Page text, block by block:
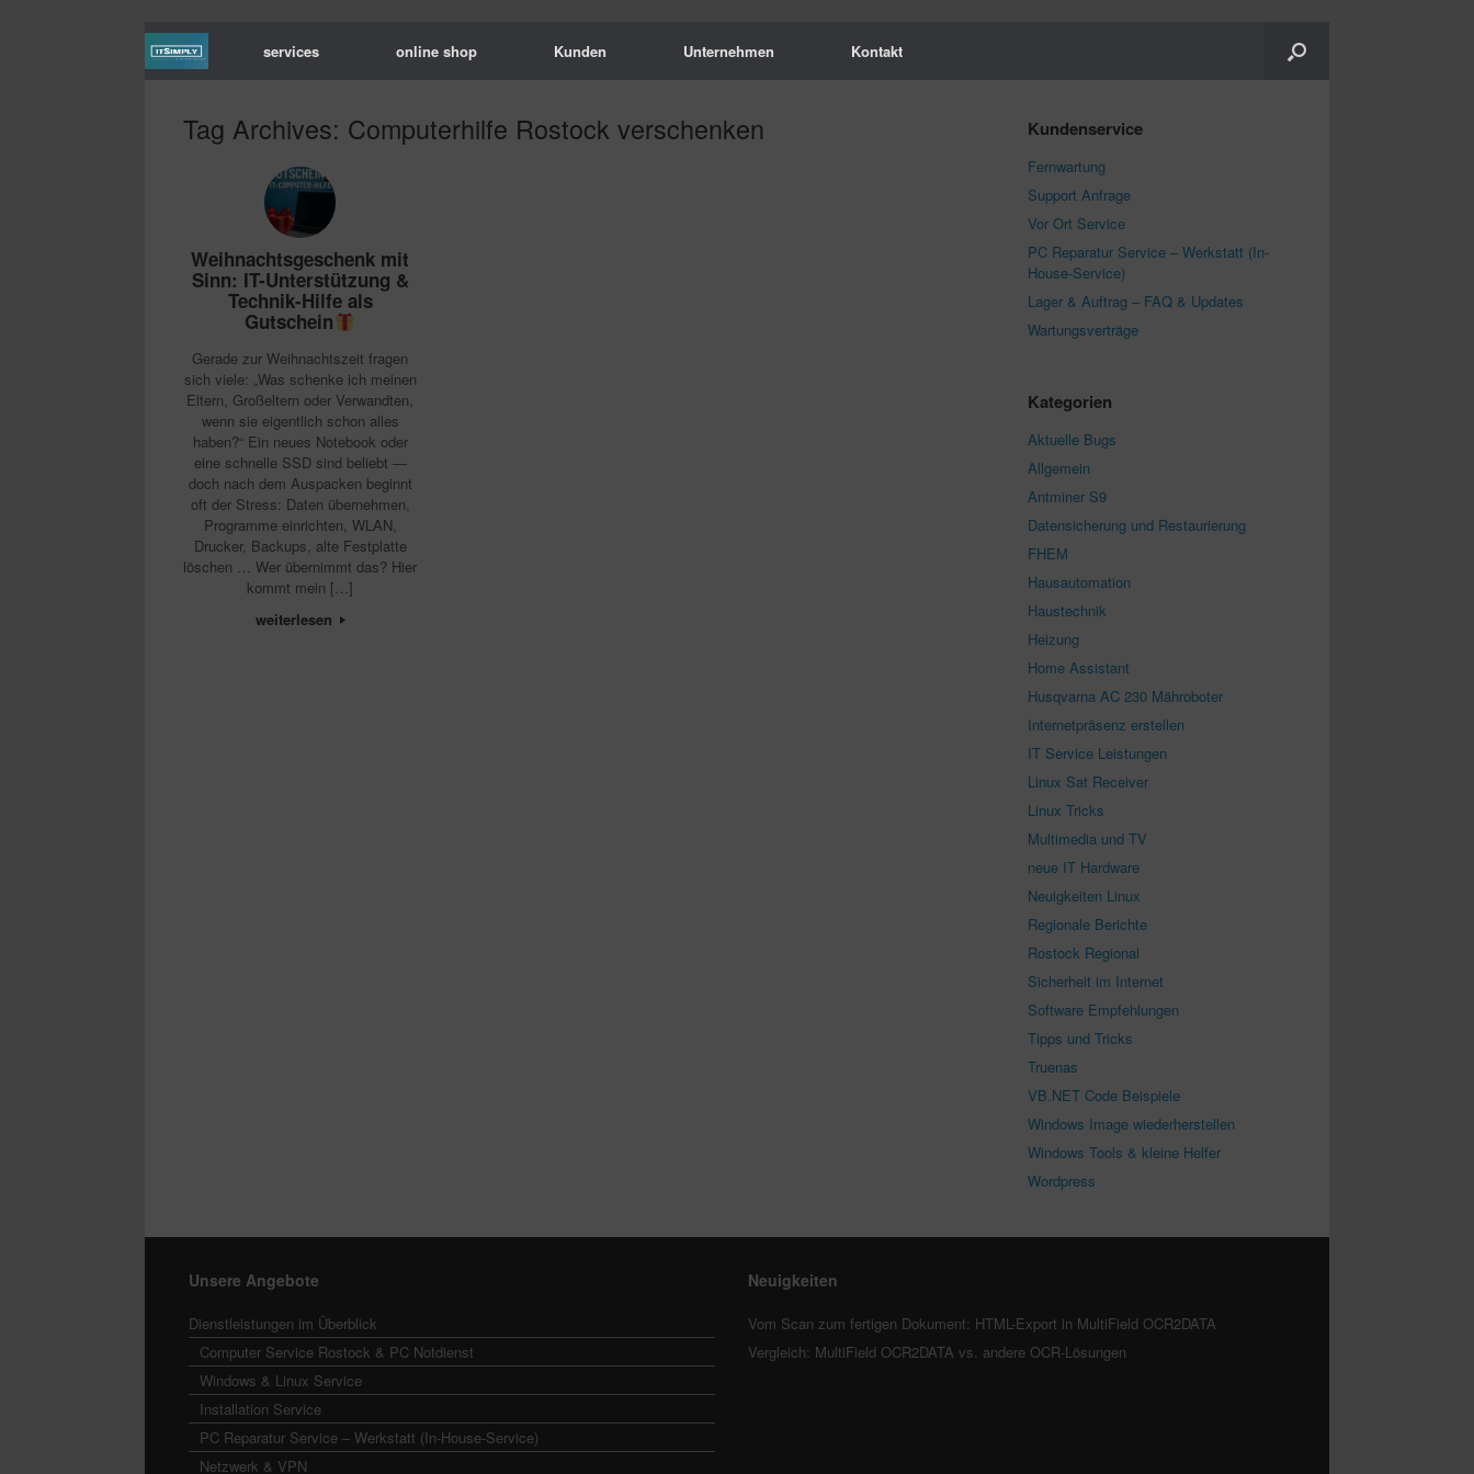
services online shop Kunden Unternehmen Kontakt
Tag Archives: Computerhilfe Rostock verschenken
Weihnachtsgeschenk mit
Sinn: IT-Unterstützung &
Technik-Hilfe als
Gutschein
Gerade zur Weihnachtszeit fragen
sich viele: „Was schenke ich meinen
Eltern, Großeltern oder Verwandten,
wenn sie eigentlich schon alles
haben?“ Ein neues Notebook oder
eine schnelle SSD sind beliebt —
doch nach dem Auspacken beginnt
oft der Stress: Daten übernehmen,
Programme einrichten, WLAN,
Drucker, Backups, alte Festplatte
löschen … Wer übernimmt das? Hier
kommt mein […]
weiterlesen
Kundenservice
Fernwartung
Support Anfrage
Vor Ort Service
PC Reparatur Service – Werkstatt (In-
House-Service)
Lager & Auftrag – FAQ & Updates
Wartungsverträge
Kategorien
Aktuelle Bugs
Allgemein
Antminer S9
Datensicherung und Restaurierung
FHEM
Hausautomation
Haustechnik
Heizung
Home Assistant
Husqvarna AC 230 Mähroboter
Internetpräsenz erstellen
IT Service Leistungen
Linux Sat Receiver
Linux Tricks
Multimedia und TV
neue IT Hardware
Neuigkeiten Linux
Regionale Berichte
Rostock Regional
Sicherheit im Internet
Software Empfehlungen
Tipps und Tricks
Truenas
VB.NET Code Beispiele
Windows Image wiederherstellen
Windows Tools & kleine Helfer
Wordpress
Unsere Angebote
Dienstleistungen im Überblick
Computer Service Rostock & PC Notdienst
Windows & Linux Service
Installation Service
PC Reparatur Service – Werkstatt (In-House-Service)
Netzwerk & VPN
Neuigkeiten
Vom Scan zum fertigen Dokument: HTML-Export in MultiField OCR2DATA
Vergleich: MultiField OCR2DATA vs. andere OCR-Lösungen